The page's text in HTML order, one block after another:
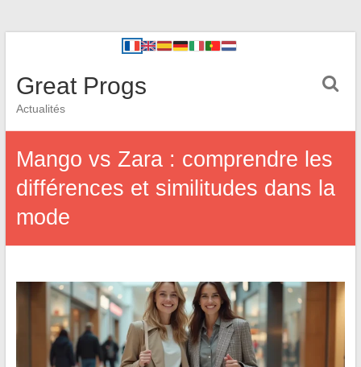
Great Progs
Actualités
Mango vs Zara : comprendre les
différences et similitudes dans la
mode